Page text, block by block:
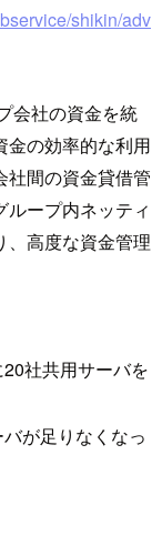
shikin/adv
会社の資金を統
金の効率的な利用
社間の資金貸借管
ープ内ネッティ
、高度な資金管理
社共用サーバを
が足りなくなっ